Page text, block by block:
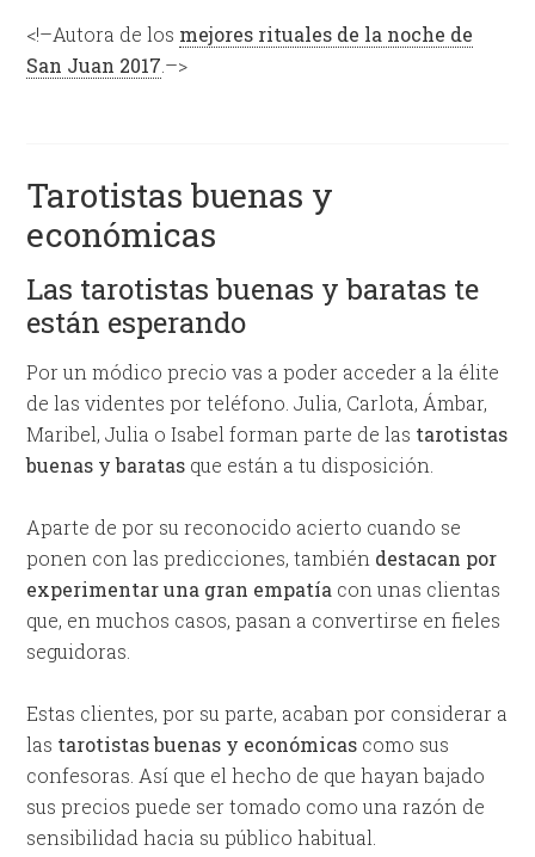
<!–Autora de los mejores rituales de la noche de
San Juan 2017 .–>
Tarotistas buenas y
económicas
Las tarotistas buenas y baratas te
están esperando
Por un módico precio vas a poder acceder a la élite
de las videntes por teléfono. Julia, Carlota, Ámbar,
Maribel, Julia o Isabel forman parte de las tarotistas
buenas y baratas que están a tu disposición.
Aparte de por su reconocido acierto cuando se
ponen con las predicciones, también destacan por
experimentar una gran empatía con unas clientas
que, en muchos casos, pasan a convertirse en fieles
seguidoras.
Estas clientes, por su parte, acaban por considerar a
las tarotistas buenas y económicas como sus
confesoras. Así que el hecho de que hayan bajado
sus precios puede ser tomado como una razón de
sensibilidad hacia su público habitual.